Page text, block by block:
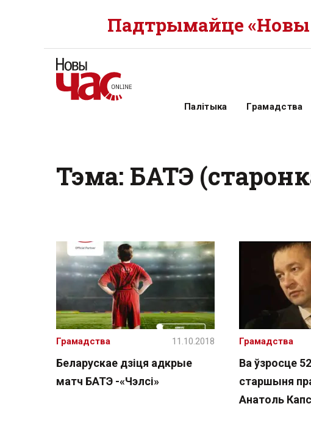
Падтрымайце «Новы
Палітыка Грамадства
Тэма: БАТЭ
Беларускае дзіця адкрые
матч БАТЭ -«Чэлсі»
Грамадства 11.10.2018
Ва ўзросце
старшыня
Анатоль
Грамадства